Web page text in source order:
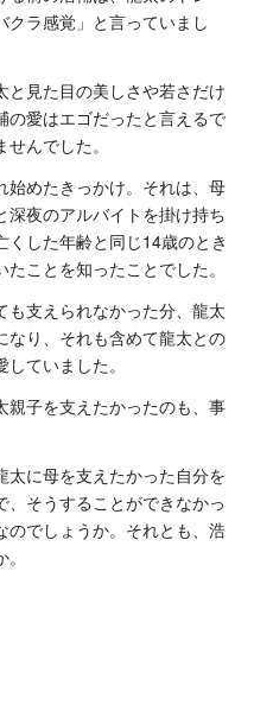
クラ感覚」と言っていまし
見た目の美しさや若さだけ
の愛はエゴだったと言えるで
んでした。
始めたきっかけ。それは、母
夜のアルバイトを掛け持ち
くした年齢と同じ14歳のとき
ことを知ったことでした。
支えられなかった分、龍太
なり、それも含めて龍太との
ていました。
親子を支えたかったのも、事
に母を支えたかった自分を
そうすることができなかっ
のでしょうか。それとも、浩